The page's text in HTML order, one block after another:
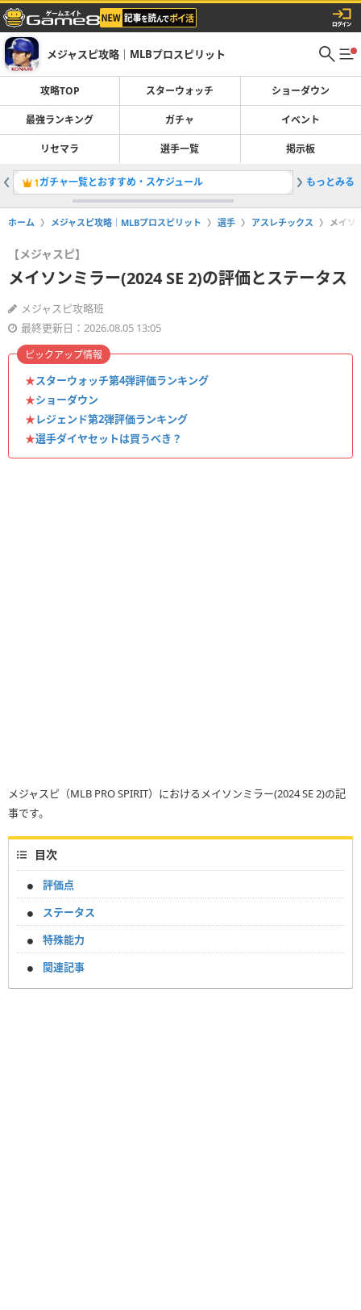
メジャスピ攻略｜MLBプロスピリット
攻略TOP スターウォッチ ショーダウン
最強ランキング ガチャ イベント
リセマラ 選手一覧 掲示板
1ガチャ一覧とおすすめ・スケジュール 2ジェイ
もっとみる
ホーム メジャスピ攻略｜MLBプロスピリット 選手 アスレチックス メイソ
【メジャスピ】
メイソンミラー(2024 SE 2)の評価とステータス
メジャスピ攻略班
最終更新日：2026.08.05 13:05
★スターウォッチ第4弾評価ランキング
★ショーダウン
★レジェンド第2弾評価ランキング
★選手ダイヤセットは買うべき？
ピックアップ情報
メジャスピ（MLB PRO SPIRIT）におけるメイソンミラー(2024 SE 2)の記
事です。
目次
評価点
ステータス
特殊能力
関連記事